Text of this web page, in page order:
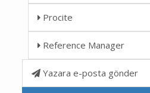
Procite
Reference Manager
Yazara e-posta gönder